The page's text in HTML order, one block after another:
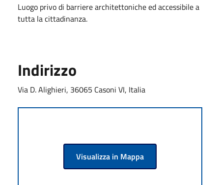
Luogo privo di barriere architettoniche ed accessibile a
tutta la cittadinanza.
Indirizzo
Via D. Alighieri, 36065 Casoni VI, Italia
Visualizza in Mappa